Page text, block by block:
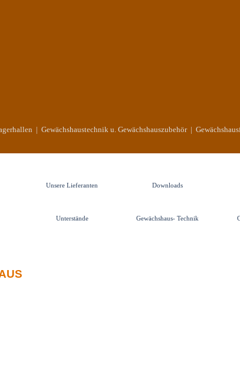
| Gewächshaustechnik u. Gewächshauszubehör |
▼
Unsere Lieferanten Downloads
Unterstände ▼
Gewächshaus- Technik